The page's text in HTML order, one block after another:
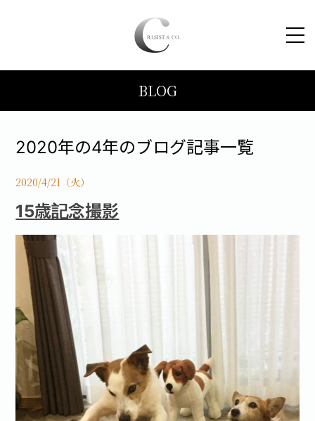
コンセプト
トピックス
施工事例
ブログ
会社案内
お問い合わせ·資料請求
BLOG
2020年の4年のブログ記事一覧
2020/4/21（火）
15歳記念撮影